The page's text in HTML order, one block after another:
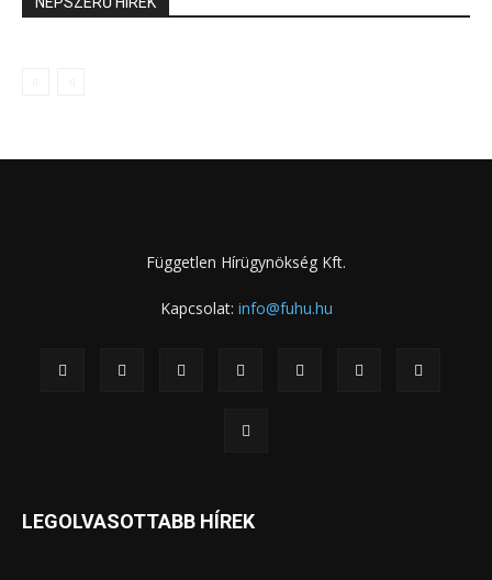
Független Hírügynökség Kft.
Kapcsolat: info@fuhu.hu
LEGOLVASOTTABB HÍREK